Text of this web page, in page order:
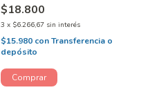
$18.800
3 x $6.266,67 sin interés
$15.980 conTransferencia o
depósito